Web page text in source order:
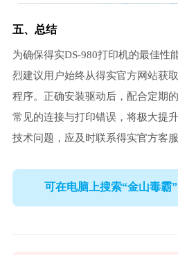
五、总结
为确保得实DS-980打印机的最佳性
烈建议用户始终从得实官方网站获
程序。正确安装驱动后，配合定期
常见的连接与打印错误，将极大提
技术问题，应及时联系得实官方客
可在电脑上搜索“金山毒霸